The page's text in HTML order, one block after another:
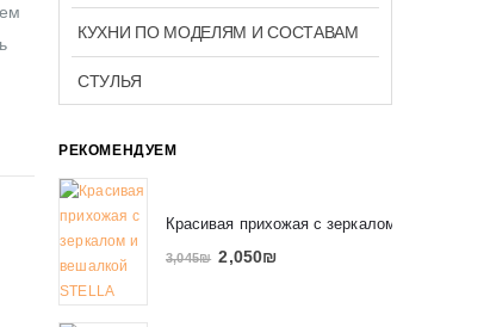
КУХНИ ПО МОДЕЛЯМ И СОСТАВАМ
СТУЛЬЯ
РЕКОМЕНДУЕМ
Красивая прихожая с зеркалом и вешалкой
3,045₪ 2,050₪